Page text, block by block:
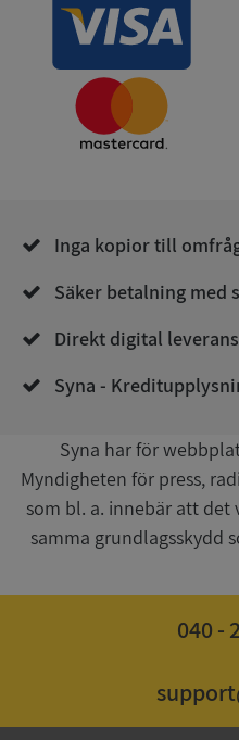
Inga kopior till
Säker betalning med
Direkt digital leverans
Syna -
Syna har för
Myndigheten för press,
som bl. a. innebär att
samma grundlagsskydd
040 -
användas ordentligt